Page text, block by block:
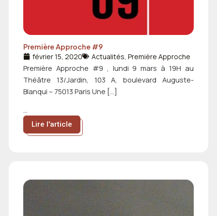
Première Approche #9
février 15, 2020 Actualités,Première Approche
Première Approche #9 , lundi 9 mars à 19H au
Théâtre 13/Jardin, 103 A, boulevard Auguste-
Blanqui – 75013 Paris Une […]
...
Lire l'article